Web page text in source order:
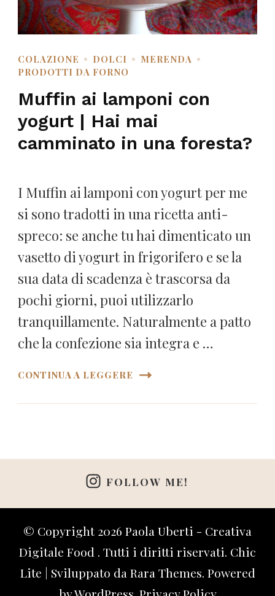
COLAZIONE DOLCI
MERENDA
PRODOTTI DA FORNO
Muffin ai lamponi con
yogurt | Hai mai
camminato in una foresta?
I Muffin ai lamponi con yogurt per me
si sono tradotti in una ricetta anti-
spreco: se anche tu hai dimenticato un
vasetto di yogurt in frigorifero e se la
sua data di scadenza è trascorsa da
pochi giorni, puoi utilizzarlo
tranquillamente. Naturalmente a patto
che la confezione sia integra e …
CONTINUA A LEGGERE
FOLLOW ME!
© Copyright 2026 Paola Uberti - Creativa
Digitale Food . Tutti i diritti riservati. Chic
Lite | Sviluppato da Rara Themes. Powered